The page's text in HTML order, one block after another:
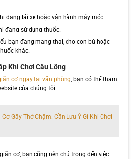
đang lái xe hoặc vận hành máy móc.
đang sử dụng thuốc.
bạn đang mang thai, cho con bú hoặc
khác.
Khi Chơi Cầu Lông
cơ ngay tại văn phòng, bạn có thể tham
của chúng tôi.
Cơ Gây Thở Chậm: Cần Lưu Ý Gì Khi Chơi
cơ, bạn cũng nên chú trọng đến việc